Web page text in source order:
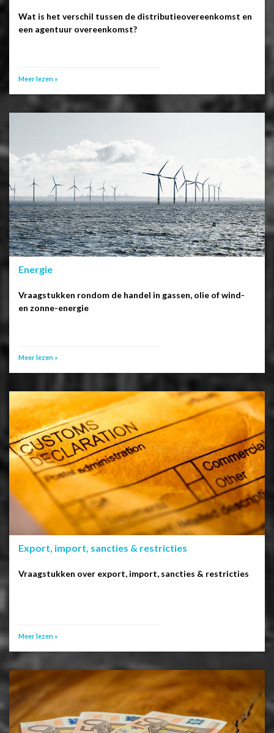
Wat is het verschil tussen de distributieovereenkomst en
een agentuur overeenkomst?
Meer lezen »
Energie
Vraagstukken rondom de handel in gassen, olie of wind-
en zonne-energie
Meer lezen »
Export, import, sancties & restricties
Vraagstukken over export, import, sancties & restricties
Meer lezen »